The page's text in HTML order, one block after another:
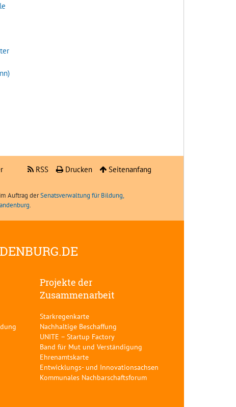
RSS Drucken Seitenanfang
im Auftrag derSenatsverwaltung für Bildung,
.
Projekte der
Zusammenarbeit
Starkregenkarte
Nachhaltige Beschaffung
UNITE – Startup Factory
Band für Mut und Verständigung
Ehrenamtskarte
Entwicklungs- und Innovationsachsen
Kommunales Nachbarschaftsforum